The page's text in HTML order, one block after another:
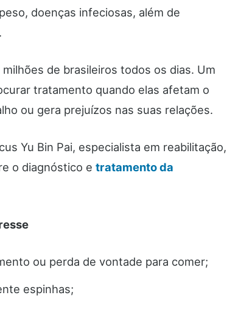
doenças infeciosas, além de
de brasileiros todos os dias. Um
tratamento quando elas afetam o
ou gera prejuízos nas suas relações.
Yu Bin Pai, especialista em reabilitação,
o diagnóstico e tratamento da
ou perda de vontade para comer;
espinhas;